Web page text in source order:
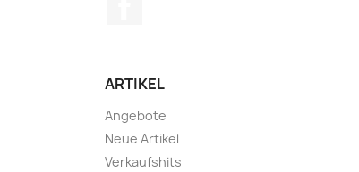
ARTIKEL
Angebote
Neue Artikel
Verkaufshits